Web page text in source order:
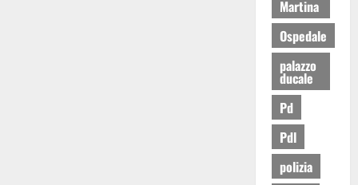
Martina
Ospedale
palazzo
ducale
Pd
Pdl
polizia